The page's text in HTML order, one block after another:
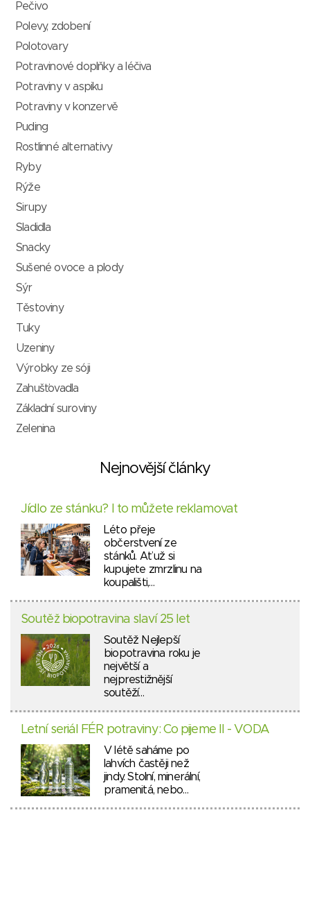
Pečivo
Polevy, zdobení
Polotovary
Potravinové doplňky a léčiva
Potraviny v aspiku
Potraviny v konzervě
Puding
Rostlinné alternativy
Ryby
Rýže
Sirupy
Sladidla
Snacky
Sušené ovoce a plody
Sýr
Těstoviny
Tuky
Uzeniny
Výrobky ze sóji
Zahušťovadla
Základní suroviny
Zelenina
Nejnovější články
Jídlo ze stánku? I to můžete reklamovat
Léto přeje
občerstvení ze
stánků. Ať už si
kupujete zmrzlinu na
koupališti,…
Soutěž biopotravina slaví 25 let
Soutěž Nejlepší
biopotravina roku je
největší a
nejprestižnější
soutěží…
Letní seriál FÉR potraviny: Co pijeme II - VODA
V létě saháme po
lahvích častěji než
jindy. Stolní, minerální,
pramenitá, nebo…